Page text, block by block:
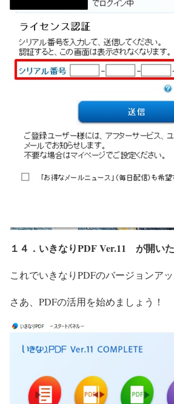
１４．いきなりPDF Ver.11 が開いた
これでいきなりPDFのバージョンアッ
さあ、PDFの活用を始めましょう！